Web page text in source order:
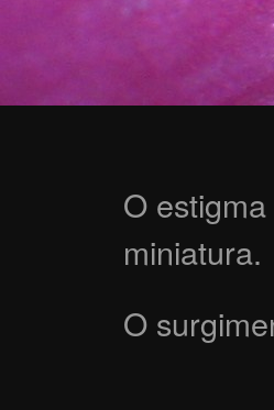
O
miniatura.
O